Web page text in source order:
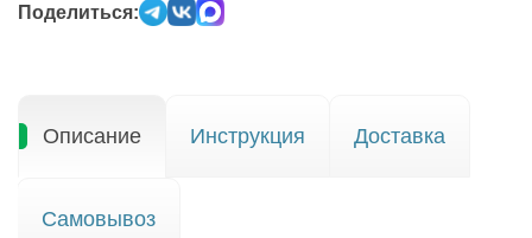
Поделиться:
Описание Инструкция Доставка
Самовывоз